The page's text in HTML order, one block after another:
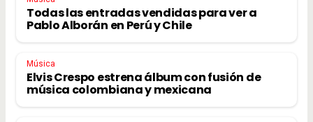
Todas las entradas vendidas para ver a
Pablo Alborán en Perú y Chile
Música
Elvis Crespo estrena álbum con fusión de
música colombiana y mexicana